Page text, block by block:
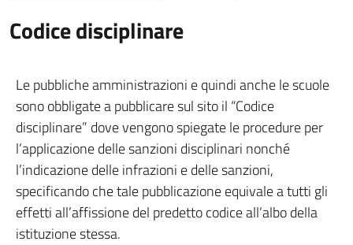
Codice disciplinare
Le pubbliche amministrazioni e quindi anche le scuole
sono obbligate a pubblicare sul sito il “Codice
disciplinare” dove vengono spiegate le procedure per
l’applicazione delle sanzioni disciplinari nonché
l’indicazione delle infrazioni e delle sanzioni,
specificando che tale pubblicazione equivale a tutti gli
effetti all’affissione del predetto codice all’albo della
istituzione stessa.